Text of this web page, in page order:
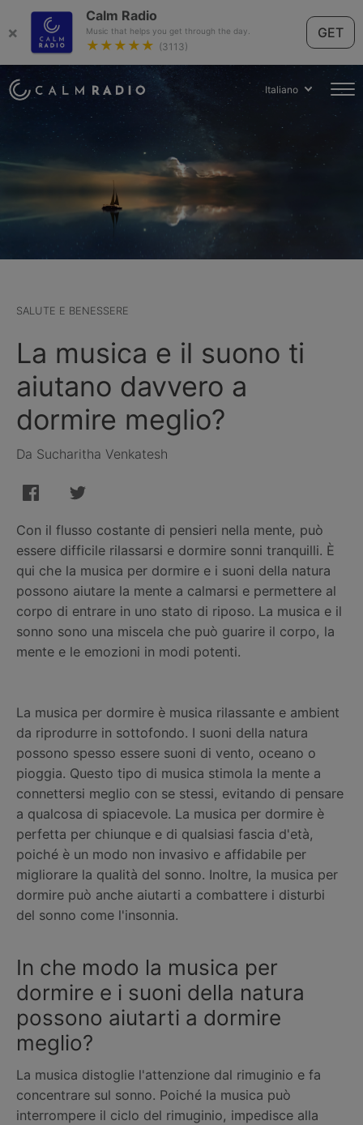
×
Calm Radio
Music that helps you get through the day.
★★★★★ (3113)
GET
Italiano
SALUTE E BENESSERE
La musica e il suono ti
aiutano davvero a
dormire meglio?
Da Sucharitha Venkatesh
Con il flusso costante di pensieri nella mente, può
essere difficile rilassarsi e dormire sonni tranquilli. È
qui che la musica per dormire e i suoni della natura
possono aiutare la mente a calmarsi e permettere al
corpo di entrare in uno stato di riposo. La musica e il
sonno sono una miscela che può guarire il corpo, la
mente e le emozioni in modi potenti.
La musica per dormire è musica rilassante e ambient
da riprodurre in sottofondo. I suoni della natura
possono spesso essere suoni di vento, oceano o
pioggia. Questo tipo di musica stimola la mente a
connettersi meglio con se stessi, evitando di pensare
a qualcosa di spiacevole. La musica per dormire è
perfetta per chiunque e di qualsiasi fascia d'età,
poiché è un modo non invasivo e affidabile per
migliorare la qualità del sonno. Inoltre, la musica per
dormire può anche aiutarti a combattere i disturbi
del sonno come l'insonnia.
In che modo la musica per
dormire e i suoni della natura
possono aiutarti a dormire
meglio?
La musica distoglie l'attenzione dal rimuginio e fa
concentrare sul sonno. Poiché la musica può
interrompere il ciclo del rimuginio, impedisce alla